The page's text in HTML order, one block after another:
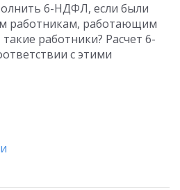
6-НДФЛ, если были
работникам, работающим
работники? Расчет 6-
с этими